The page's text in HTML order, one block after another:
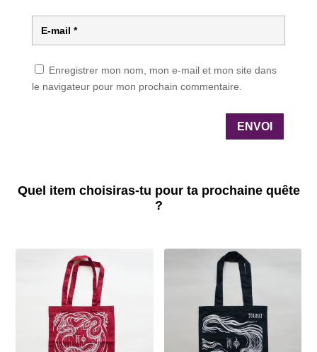
Enregistrer mon nom, mon e-mail et mon site dans
le navigateur pour mon prochain commentaire.
ENVOI
Quel item choisiras-tu pour ta prochaine quête
?